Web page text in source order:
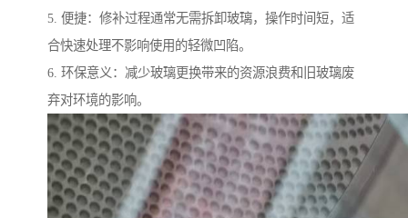
5. 便捷：修补过程通常无需拆卸玻璃，操作时间短，适
合快速处理不影响使用的轻微凹陷。
6. 环保意义：减少玻璃更换带来的资源浪费和旧玻璃废
弃对环境的影响。